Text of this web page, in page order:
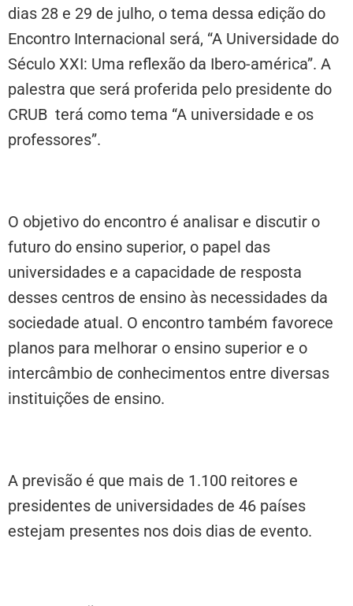
dias 28 e 29 de julho, o tema dessa edição do
Encontro Internacional será, “A Universidade do
Século XXI: Uma reflexão da Ibero-américa”. A
palestra que será proferida pelo presidente do
CRUB terá como tema “A universidade e os
professores”.
O objetivo do encontro é analisar e discutir o
futuro do ensino superior, o papel das
universidades e a capacidade de resposta
desses centros de ensino às necessidades da
sociedade atual. O encontro também favorece
planos para melhorar o ensino superior e o
intercâmbio de conhecimentos entre diversas
instituições de ensino.
A previsão é que mais de 1.100 reitores e
presidentes de universidades de 46 países
estejam presentes nos dois dias de evento.